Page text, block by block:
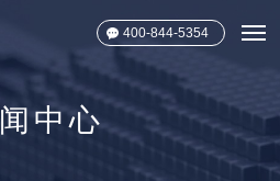
400-844-5354
中心